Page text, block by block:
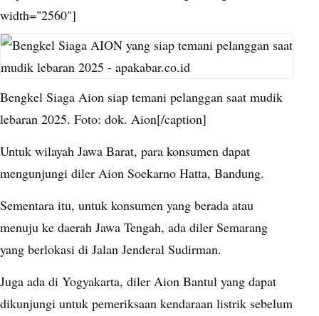
width="2560"]
Bengkel Siaga Aion siap temani pelanggan saat mudik
lebaran 2025. Foto: dok. Aion[/caption]
Untuk wilayah Jawa Barat, para konsumen dapat
mengunjungi diler Aion Soekarno Hatta, Bandung.
Sementara itu, untuk konsumen yang berada atau
menuju ke daerah Jawa Tengah, ada diler Semarang
yang berlokasi di Jalan Jenderal Sudirman.
Juga ada di Yogyakarta, diler Aion Bantul yang dapat
dikunjungi untuk pemeriksaan kendaraan listrik sebelum